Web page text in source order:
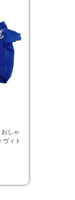
しゃ
ヴィト